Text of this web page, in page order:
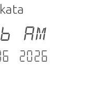
AM
.2026